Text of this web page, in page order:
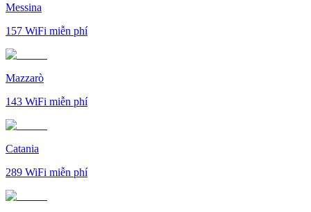
Messina
157 WiFi miễn phí
Mazzarò
143 WiFi miễn phí
Catania
289 WiFi miễn phí